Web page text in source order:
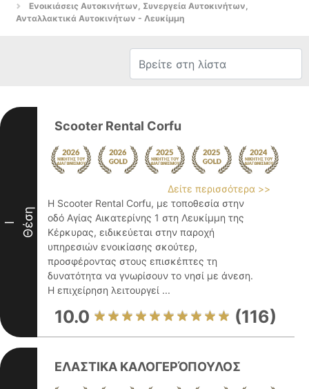
Ενοικιάσεις Αυτοκινήτων, Συνεργεία Αυτοκινήτων,
Ανταλλακτικά Αυτοκινήτων - Λευκίμμη
I Θέση
Scooter Rental Corfu
Δείτε περισσότερα >>
Η Scooter Rental Corfu, με τοποθεσία στην
οδό Αγίας Αικατερίνης 1 στη Λευκίμμη της
Κέρκυρας, ειδικεύεται στην παροχή
υπηρεσιών ενοικίασης σκούτερ,
προσφέροντας στους επισκέπτες τη
δυνατότητα να γνωρίσουν το νησί με άνεση.
Η επιχείρηση λειτουργεί ...
10.0 (116)
ΕΛΑΣΤΙΚΑ ΚΑΛΟΓΕΡΌΠΟΥΛΟΣ